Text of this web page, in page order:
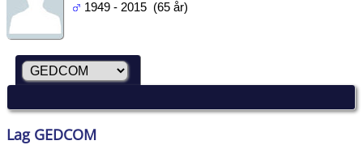
1949 - 2015 (65 år)
Lag GEDCOM